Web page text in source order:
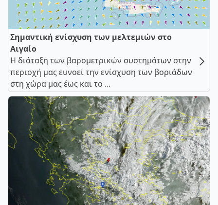
Σημαντική ενίσχυση των μελτεμιών στο
Αιγαίο
Η διάταξη των βαρομετρικών συστημάτων στην
περιοχή μας ευνοεί την ενίσχυση των βοριάδων
στη χώρα μας έως και το ...